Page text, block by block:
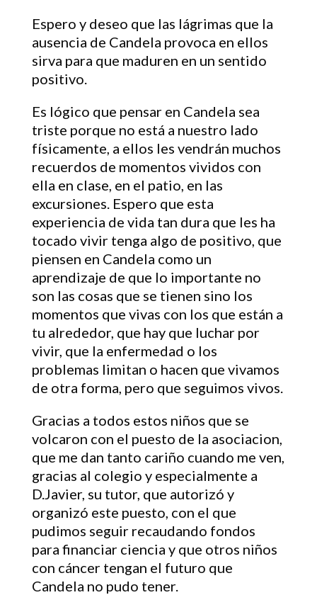
Espero y deseo que las lágrimas que la
ausencia de Candela provoca en ellos
sirva para que maduren en un sentido
positivo.
Es lógico que pensar en Candela sea
triste porque no está a nuestro lado
físicamente, a ellos les vendrán muchos
recuerdos de momentos vividos con
ella en clase, en el patio, en las
excursiones. Espero que esta
experiencia de vida tan dura que les ha
tocado vivir tenga algo de positivo, que
piensen en Candela como un
aprendizaje de que lo importante no
son las cosas que se tienen sino los
momentos que vivas con los que están a
tu alrededor, que hay que luchar por
vivir, que la enfermedad o los
problemas limitan o hacen que vivamos
de otra forma, pero que seguimos vivos.
Gracias a todos estos niños que se
volcaron con el puesto de la asociacion,
que me dan tanto cariño cuando me ven,
gracias al colegio y especialmente a
D.Javier, su tutor, que autorizó y
organizó este puesto, con el que
pudimos seguir recaudando fondos
para financiar ciencia y que otros niños
con cáncer tengan el futuro que
Candela no pudo tener.